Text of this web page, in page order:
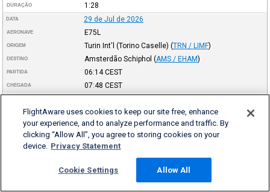
DURAÇÃO 1:28
DATA 29 de Jul de 2026
AERONAVE E75L
ORIGEM Turin Int'l (Torino Caselle) (TRN / LIMF)
DESTINO Amsterdão Schiphol (AMS / EHAM)
PARTIDA 06:14CEST
CHEGADA 07:48 CEST
28 de Jul de 2026
AERONAVE E75L
ORIGEM Amsterdão Schiphol (AMS / EHAM)
Turin Int'l (Torino Caselle)
21:22
FlightAware uses cookies to keep our site free, enhance
your experience, and to analyze performance and traffic. By
clicking “Allow All”, you agree to storing cookies on your
device. Privacy Statement
Cookie Settings Allow All